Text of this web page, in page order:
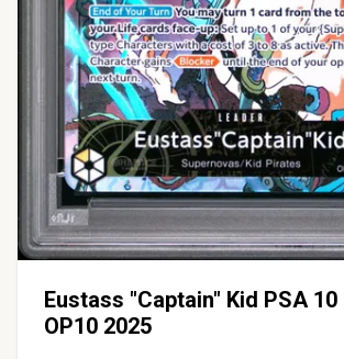
Eustass "Captain" Kid PSA
OP10 2025